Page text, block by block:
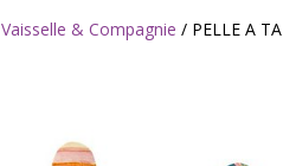
Vaisselle & Compagnie / PELLE A